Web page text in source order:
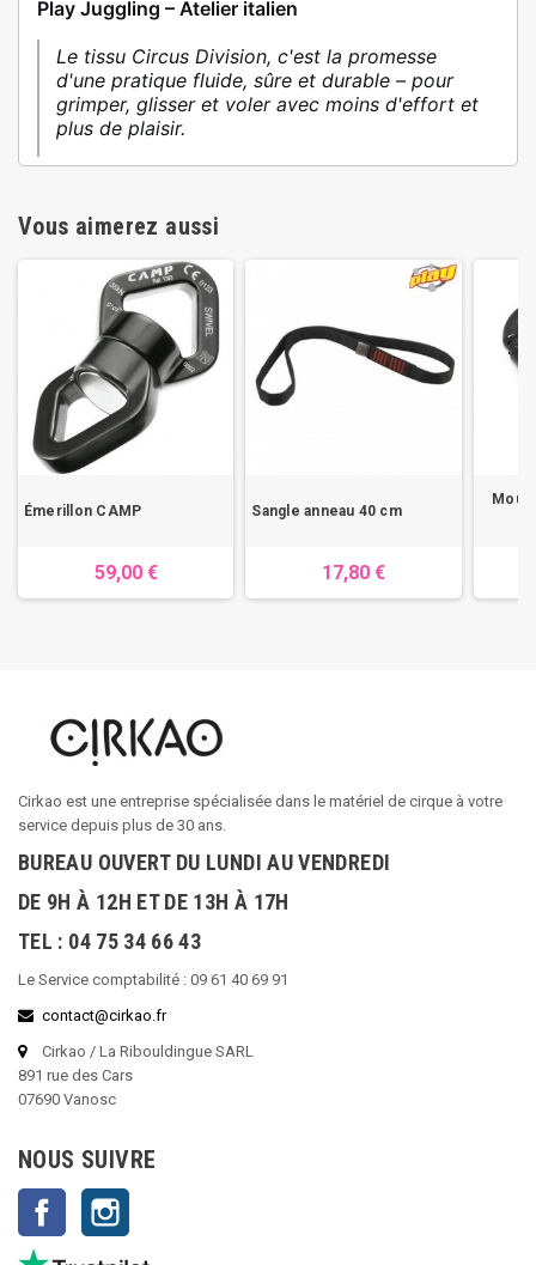
Play Juggling – Atelier italien
Le tissu Circus Division, c'est la promesse
d'une pratique fluide, sûre et durable – pour
grimper, glisser et voler avec moins d'effort et
plus de plaisir.
Vous aimerez aussi
Émerillon CAMP
59,00 €
Sangle anneau 40 cm
17,80 €
Cirkao est une entreprise spécialisée dans le matériel de cirque à votre
service depuis plus de 30 ans.
BUREAU OUVERT DU LUNDI AU VENDREDI
DE 9H À 12H ET DE 13H À 17H
TEL : 04 75 34 66 43
Le Service comptabilité : 09 61 40 69 91
contact@cirkao.fr
Cirkao / La Ribouldingue SARL
891 rue des Cars
07690 Vanosc
NOUS SUIVRE
Facebook